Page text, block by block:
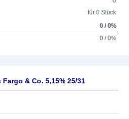
für 0 Stück
0 / 0%
0 / 0%
& Co. 5,15% 25/31